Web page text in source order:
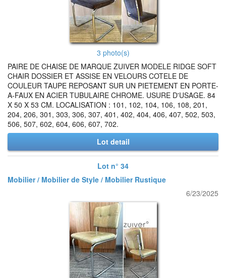
3 photo(s)
PAIRE DE CHAISE DE MARQUE ZUIVER MODELE RIDGE SOFT
CHAIR DOSSIER ET ASSISE EN VELOURS COTELE DE
COULEUR TAUPE REPOSANT SUR UN PIETEMENT EN PORTE-
A-FAUX EN ACIER TUBULAIRE CHROME. USURE D'USAGE. 84
X 50 X 53 CM. LOCALISATION : 101, 102, 104, 106, 108, 201,
204, 206, 301, 303, 306, 307, 401, 402, 404, 406, 407, 502, 503,
506, 507, 602, 604, 606, 607, 702.
Lot detail
Lot n° 34
Mobilier / Mobilier de Style / Mobilier Rustique
6/23/2025